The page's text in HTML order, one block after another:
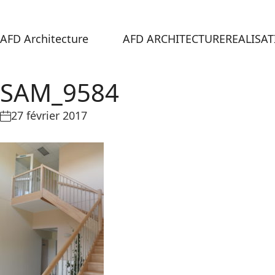
AFD Architecture AFD ARCHITECTURE
SAM_9584
27 février 2017